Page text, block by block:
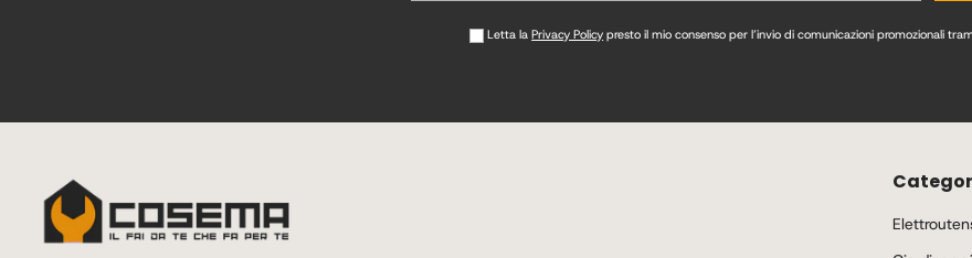
Letta laPrivacy Policy presto il mio consenso per l’invio di comunicazioni promozionali